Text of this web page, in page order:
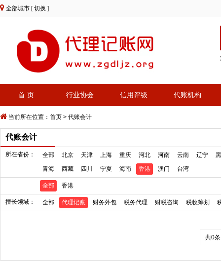
全部城市 [ 切换 ]
首 页 行业协会 信用评级 代账机构
当前所在位置： 首页 > 代账会计
代账会计
所在省份： 全部 北京 天津 上海 重庆 河北 河南 云南 辽宁
青海
西藏 四川 宁夏 海南 香港 澳门 台湾
全部 香港
擅长领域： 全部 代理记账 财务外包 税务代理 财税咨询 税收筹划
共0条